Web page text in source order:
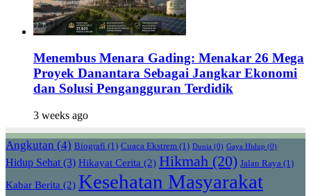
Menembus Menara Gading: Menakar 26 Mega
Proyek Danantara Sebagai Jangkar Ekonomi
dan Solusi Pengangguran Terdidik
3 weeks ago
Angkutan (4) Biografi (1) Cuaca Ekstrem (1) Dunia (0) Gaya Hidup (0)
Hidup Sehat (3) Hikayat Cerita (2) Hikmah (20) Jalan Raya (1)
Kabar Berita (2) Kesehatan Masyarakat